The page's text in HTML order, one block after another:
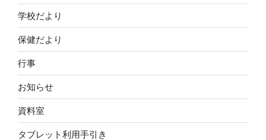
学校だより
保健だより
行事
お知らせ
資料室
タブレット利用手引き